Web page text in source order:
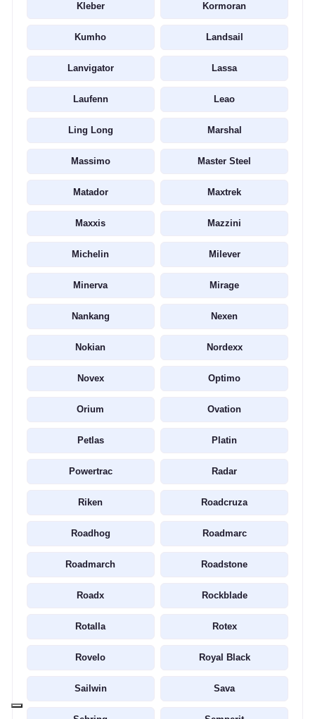
Kleber Kormoran
Kumho Landsail
Lanvigator Lassa
Laufenn Leao
Ling Long Marshal
Massimo Master Steel
Matador Maxtrek
Maxxis Mazzini
Michelin Milever
Minerva Mirage
Nankang Nexen
Nokian Nordexx
Novex Optimo
Orium Ovation
Petlas Platin
Powertrac Radar
Riken Roadcruza
Roadhog Roadmarc
Roadmarch Roadstone
Roadx Rockblade
Rotalla Rotex
Rovelo Royal Black
Sailwin Sava